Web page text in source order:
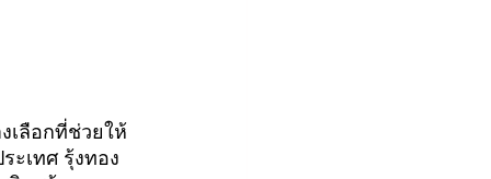
เลือกที่ช่วยให้
ะเทศ รุ้งทอง